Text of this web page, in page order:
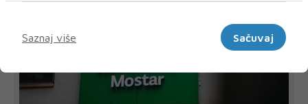
Saznaj više
Sačuvaj